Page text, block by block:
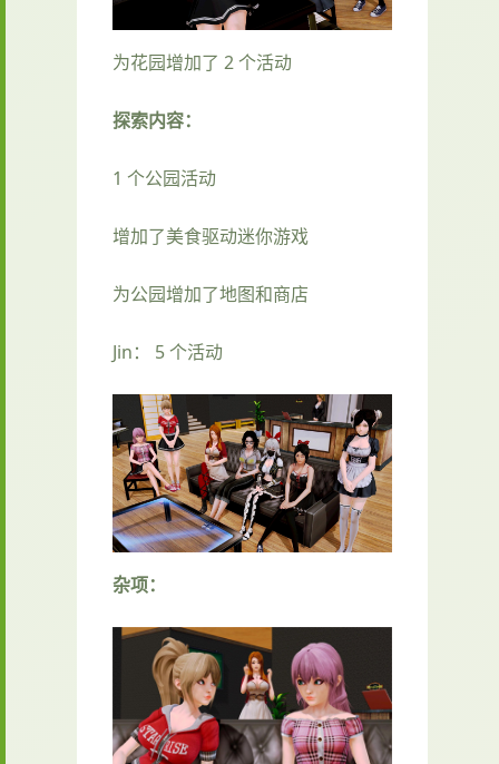
为花园增加了 2 个活动
探索内容：
1 个公园活动
增加了美食驱动迷你游戏
为公园增加了地图和商店
Jin： 5 个活动
杂项：